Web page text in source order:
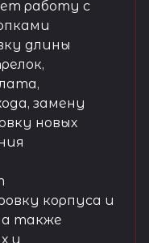
работу с
длины
замену
новых
корпуса и
а также
и